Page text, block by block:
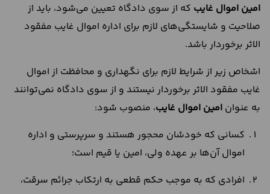
امین اموال غایب که از سوی دادگاه تعیین می‌شود، باید از
صلاحیت و شایستگی‌های لازم برای اداره اموال غایب مفقود
الاثر برخوردار باشد.
اشخاص زیر از شرایط لازم برای نگهداری و محافظت از اموال
غایب مفقود الاثر برخوردار نیستند و از سوی دادگاه نمی‌توانند
به عنوان امین اموال غایب، منصوب شود:
کسانی که خودشان محجور هستند و سرپرستی و اداره
اموال آن‌ها بر عهده ولی، امین یا قیم است؛
افرادی که به موجب حکم قطعی به ارتکاب جرائم سرقت،